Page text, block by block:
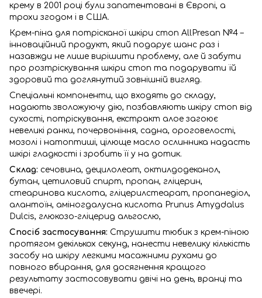
крему в 2001 році були запатентовані в Європі, а
трохи згодом і в США.
Крем-піна для потрісканої шкіри стоп AllPresan №4 –
інноваційний продукт, який подарує шанс раз і
назавжди не лише вирішити проблему, але й забути
про розтріскування шкіри стоп та подарувати їй
здоровий та доглянутий зовнішній вигляд.
Спеціальні компоненти, що входять до складу,
надають зволожуючу дію, позбавляють шкіру стоп від
сухості, потріскування, екстракт алое загоює
невеликі ранки, почервоніння, садна, ороговелості,
мозолі і натоптиші, цілюще масло ослинника надасть
шкірі гладкості і зробить її у на дотик.
Склад: сечовина, децилолеат, октилдодеканол,
бутан, цетиловий спирт, пропан, гліцерин,
стеаринова кислота, гліцерилстеарат, пропанедіол,
алантоїн, аміногдалусна кислота Prunus Amygdalus
Dulcis, глюкозо-гліцерид альгослю,
Спосіб застосування: Струшити тюбик з крем-піною
протягом декількох секунд, нанести невелику кількість
засобу на шкіру легкими масажними рухами до
повного вбирання, для досягнення кращого
результату застосовувати двічі на день, вранці та
ввечері.